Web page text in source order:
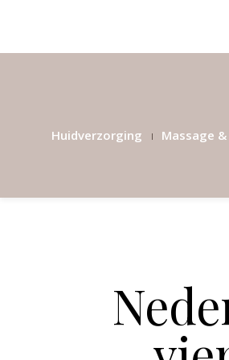
Huidverzorging Massage